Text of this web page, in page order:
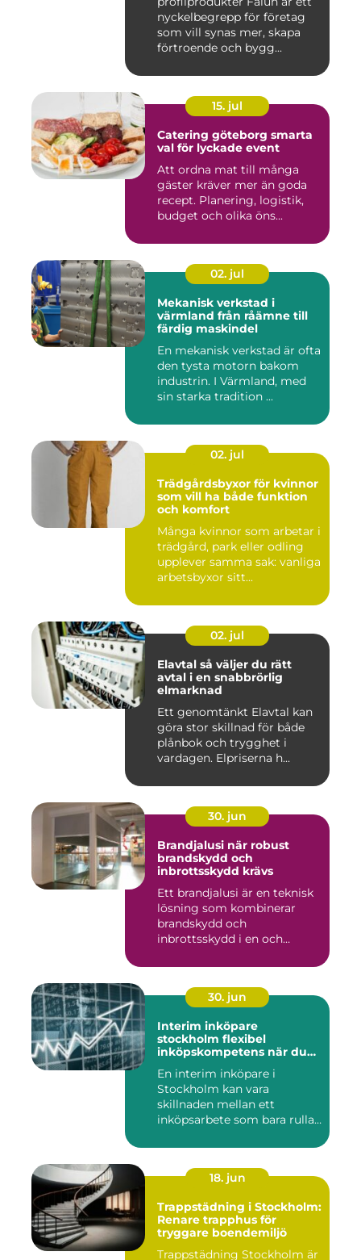
nyckelbegrepp för företag
som vill synas mer, skapa
förtroende och bygg...
15. jul
Catering göteborg smarta
val för lyckade event
Att ordna mat till många
gäster kräver mer än goda
recept. Planering, logistik,
budget och olika öns...
02. jul
Mekanisk verkstad i
värmland från råämne till
färdig maskindel
En mekanisk verkstad är ofta
den tysta motorn bakom
industrin. I Värmland, med
sin starka tradition ...
02. jul
Trädgårdsbyxor för kvinnor
som vill ha både funktion
och komfort
Många kvinnor som arbetar i
trädgård, park eller odling
upplever samma sak: vanliga
arbetsbyxor sitt...
02. jul
Elavtal så väljer du rätt
avtal i en snabbrörlig
elmarknad
Ett genomtänkt Elavtal kan
göra stor skillnad för både
plånbok och trygghet i
vardagen. Elpriserna h...
30. jun
Brandjalusi när robust
brandskydd och
inbrottsskydd krävs
Ett brandjalusi är en teknisk
lösning som kombinerar
brandskydd och
inbrottsskydd i en och
30. jun
Interim inköpare
stockholm flexibel
inköpskompetens när du
En interim inköpare i
Stockholm kan vara
skillnaden mellan ett
inköpsarbete som bara rullar
18. jun
Trappstädning i Stockholm:
Renare trapphus för
tryggare boendemiljö
Trappstädning Stockholm är